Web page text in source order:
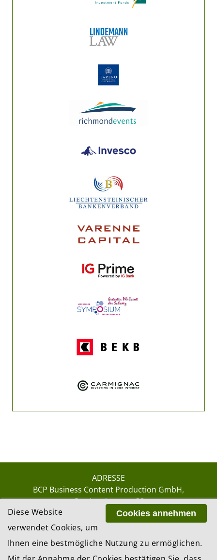
ADRESSE
BCP Business Content Production GmbH
Gotthardstrasse 38
8002 ZürichCookies annehmen
Diese Website
verwendet Cookies, um
Ihnen eine bestmögliche Nutzung zu ermöglichen.